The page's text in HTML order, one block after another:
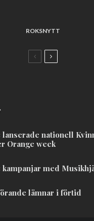
ROKSNYTT
lanserade nationell
Orange week
kampanjar med
lämnar i förtid